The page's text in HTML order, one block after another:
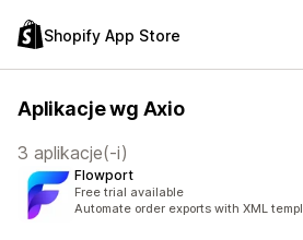
Shopify App Store
Aplikacje wg Axio
3 aplikacje(-i)
Flowport
Free trial available
Automate order exports with XML